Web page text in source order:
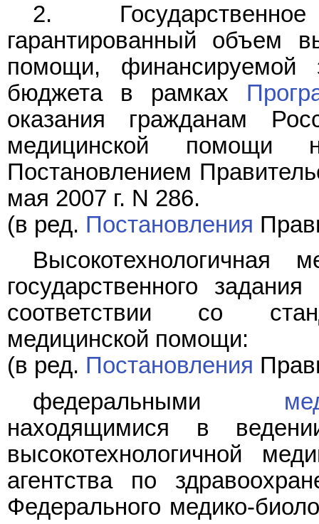
2.
гарантированный объем
помощи, финансируемой
бюджета в рамках
оказания гражданам
медицинской помощи
Постановлением
мая 2007 г. N 286.
(в ред. Постановления
государственного
соответствии со
медицинской помощи:
(в ред. Постановления
федеральными
находящимися в
высокотехнологичной
агентства по
Федерального медико-